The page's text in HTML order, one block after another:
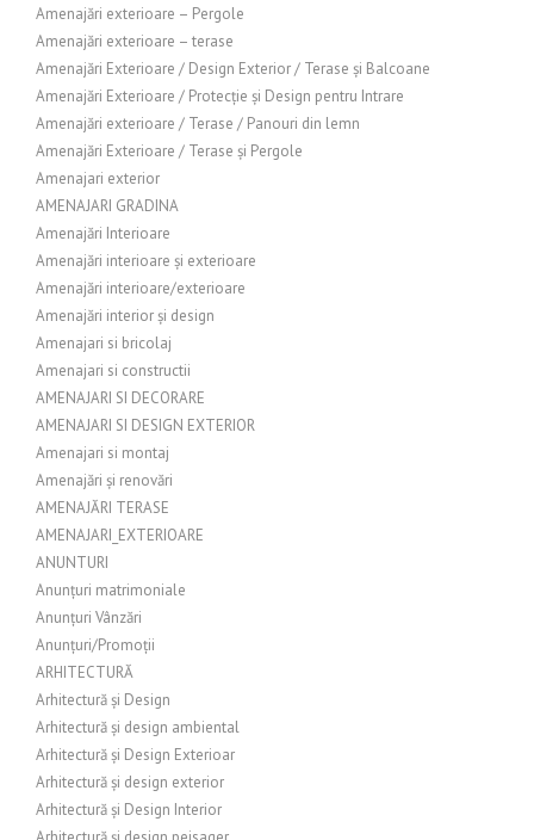
Amenajări exterioare – Pergole
Amenajări exterioare – terase
Amenajări Exterioare / Design Exterior / Terase și Balcoane
Amenajări Exterioare / Protecție și Design pentru Intrare
Amenajări exterioare / Terase / Panouri din lemn
Amenajări Exterioare / Terase și Pergole
Amenajari exterior
AMENAJARI GRADINA
Amenajări Interioare
Amenajări interioare și exterioare
Amenajări interioare/exterioare
Amenajări interior și design
Amenajari si bricolaj
Amenajari si constructii
AMENAJARI SI DECORARE
AMENAJARI SI DESIGN EXTERIOR
Amenajari si montaj
Amenajări și renovări
AMENAJĂRI TERASE
AMENAJARI_EXTERIOARE
ANUNTURI
Anunțuri matrimoniale
Anunțuri Vânzări
Anunțuri/Promoții
ARHITECTURĂ
Arhitectură și Design
Arhitectură și design ambiental
Arhitectură și Design Exterioar
Arhitectură și design exterior
Arhitectură și Design Interior